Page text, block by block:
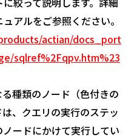
アルをご参照ください。
actian/docs_port
sqlref%2Fqpv.htm%23
種類のノード（色付きの
、クエリの実行のステッ
ードにかけて実行してい